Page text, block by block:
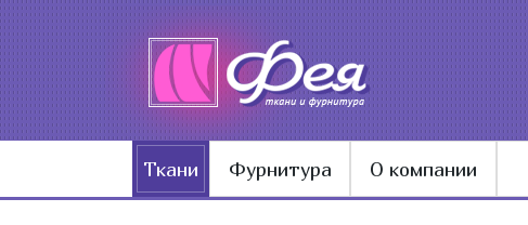
Ткани Фурнитура О компании